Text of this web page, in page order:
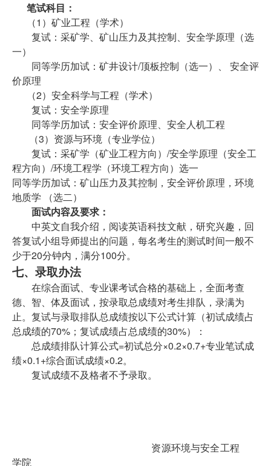
笔试科目：
（1）矿业工程（学术）
复试：采矿学、 矿山压力及其控制、 安全学原理（选
一）
同等学历加试：矿井设计/顶板控制（选一）、 安全评
价原理
（2）安全科学与工程（学术）
复试：安全学原理
同等学历加试：安全评价原理、安全人机工程
（3）资源与环境（专业学位）
复试：采矿学（矿业工程方向）/安全学原理（安全工
程方向）/环境工程学（环境工程方向）选一
同等学历加试：矿山压力及其控制，安全评价原理，环境
地质学 （选二）
面试内容及要求：
中英文自我介绍，阅读英语科技文献，研究兴趣，回
答复试小组导师提出的问题，每名考生的测试时间一般不
少于20分钟内，满分100分。
七、录取办法
在综合面试、专业课考试合格的基础上，全面考查
德、智、体及面试，按录取总成绩对考生排队，录满为
止。复试与录取排队总成绩按以下公式计算（初试成绩占
总成绩的70%；复试成绩占总成绩的30%）：
总成绩排队计算公式=初试总分×0.2×0.7+专业笔试成
绩×0.1+综合面试成绩×0.2。
复试成绩不及格者不予录取。
资源环境与安全工程
学院